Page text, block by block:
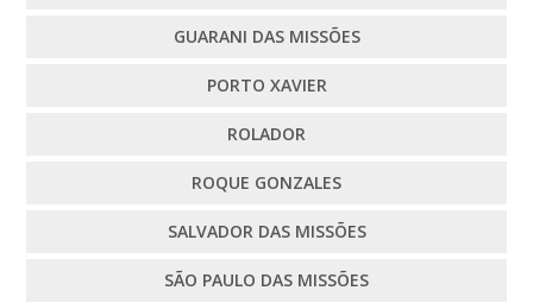
GUARANI DAS MISSÕES
PORTO XAVIER
ROLADOR
ROQUE GONZALES
SALVADOR DAS MISSÕES
SÃO PAULO DAS MISSÕES